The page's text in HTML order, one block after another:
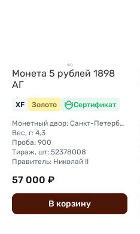
Монета 5 рублей 1898
АГ
XF Золото Сертификат
Монетный двор: Санкт-Петербургский монетный двор
Вес, г: 4,3
Проба: 900
Тираж, шт: 52378008
Правитель: Николай II
57 000 ₽
В корзину